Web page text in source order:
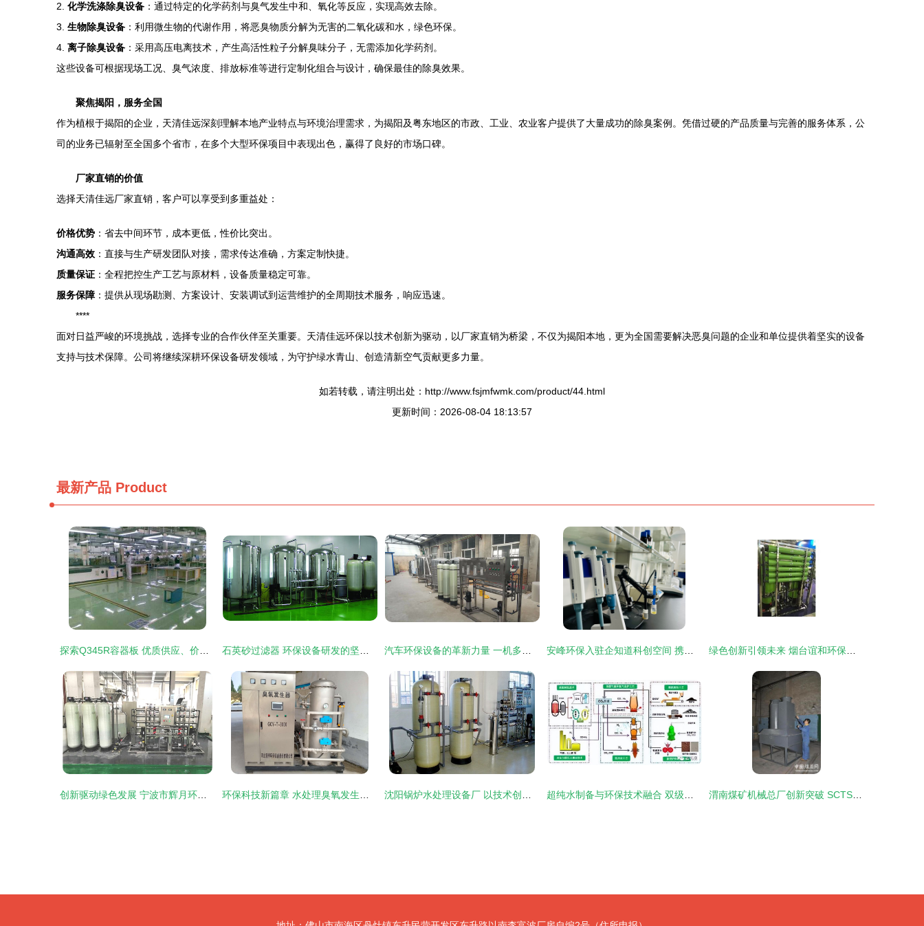
2. 化学洗涤除臭设备 ：通过特定的化学药剂与臭气发生中和、氧化等反应，实现高效去除。
3. 生物除臭设备 ：利用微生物的代谢作用，将恶臭物质分解为无害的二氧化碳和水，绿色环保。
4. 离子除臭设备 ：采用高压电离技术，产生高活性粒子分解臭味分子，无需添加化学药剂。
这些设备可根据现场工况、臭气浓度、排放标准等进行定制化组合与设计，确保最佳的除臭效果。
聚焦揭阳，服务全国
作为植根于揭阳的企业，天清佳远深刻理解本地产业特点与环境治理需求，为揭阳及粤东地区的市政、工业、农业客户提供了大量成功的除臭案例。凭借过硬的产品质量与完善的服务体系，公
司的业务已辐射至全国多个省市，在多个大型环保项目中表现出色，赢得了良好的市场口碑。
厂家直销的价值
选择天清佳远厂家直销，客户可以享受到多重益处：
价格优势 ：省去中间环节，成本更低，性价比突出。
沟通高效 ：直接与生产研发团队对接，需求传达准确，方案定制快捷。
质量保证 ：全程把控生产工艺与原材料，设备质量稳定可靠。
服务保障 ：提供从现场勘测、方案设计、安装调试到运营维护的全周期技术服务，响应迅速。
****
面对日益严峻的环境挑战，选择专业的合作伙伴至关重要。天清佳远环保以技术创新为驱动，以厂家直销为桥梁，不仅为揭阳本地，更为全国需要解决恶臭问题的企业和单位提供着坚实的设备
支持与技术保障。公司将继续深耕环保设备研发领域，为守护绿水青山、创造清新空气贡献更多力量。
如若转载，请注明出处：http://www.fsjmfwmk.com/product/44.html
更新时间：2026-08-04 18:13:57
最新产品 Product